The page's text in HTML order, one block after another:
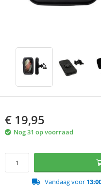
€ 19,95
Nog 31 op voorraad
Vandaag voor